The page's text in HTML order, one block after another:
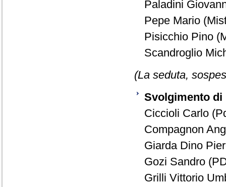
Paladini
Pepe Mario
Pisicchio Pino
Scandroglio
(La seduta,
Svolgimento
Ciccioli Carlo
Compagnon
Giarda Dino
Gozi Sandro
Grilli Vittorio